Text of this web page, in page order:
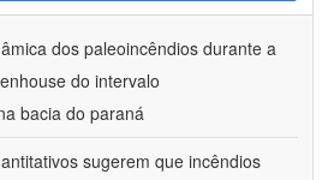
dos paleoincêndios durante a
do intervalo
bacia do paraná
sugerem que incêndios